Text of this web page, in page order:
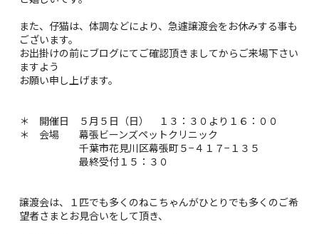
また、仔猫は、体調などにより、急遽譲渡会をお休みする事も
ございます。
お出掛けの前にブログにてご確認頂きましてからご来場下さい
ますよう
お願い申し上げます。
＊ 開催日 ５月５日（日） １３：３０より１６：００
＊ 会場 幕張ビーンズペットクリニック
千葉市花見川区幕張町５−４１７−１３５
最終受付１５：３０
譲渡会は、１匹でも多くのねこちゃんがひとりでも多くのご希
望者さまとお見合いをして頂き、